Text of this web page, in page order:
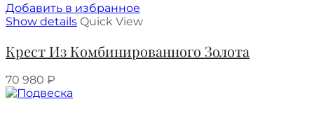
Добавить в избранное
Show details Quick View
Крест Из Комбинированного Золота
70 980 ₽